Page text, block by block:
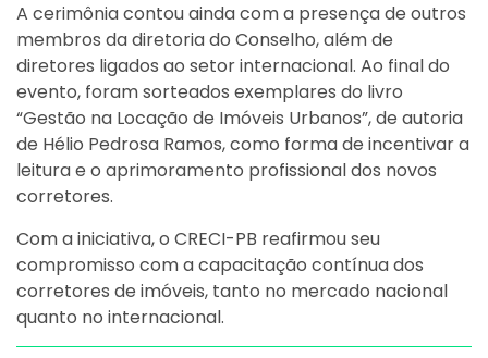
A cerimônia contou ainda com a presença de outros
membros da diretoria do Conselho, além de
diretores ligados ao setor internacional. Ao final do
evento, foram sorteados exemplares do livro
“Gestão na Locação de Imóveis Urbanos”, de autoria
de Hélio Pedrosa Ramos, como forma de incentivar a
leitura e o aprimoramento profissional dos novos
corretores.
Com a iniciativa, o CRECI-PB reafirmou seu
compromisso com a capacitação contínua dos
corretores de imóveis, tanto no mercado nacional
quanto no internacional.